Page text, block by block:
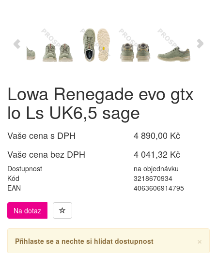
Lowa Renegade evo gtx
lo Ls UK6,5 sage
Vaše cena s DPH
4 890,00 Kč
Vaše cena bez DPH
4 041,32 Kč
Dostupnost
na objednávku
Kód
3218670934
EAN
4063606914795
Na dotaz
×
Přihlaste se a nechte si hlídat dostupnost